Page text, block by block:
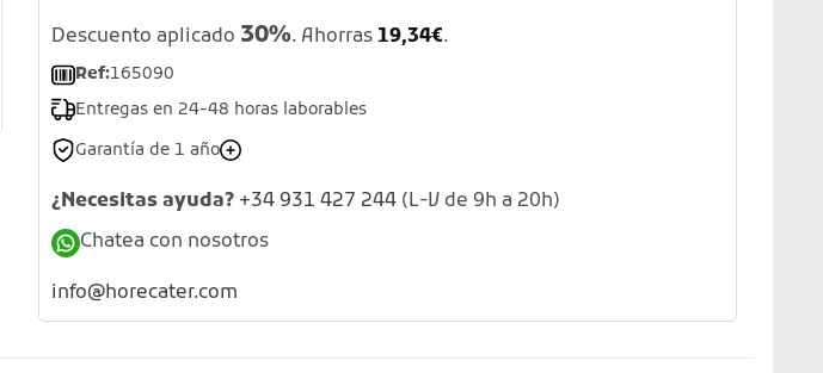
Descuento aplicado 30%. Ahorras 19,34€.
Ref:165090
Entregas en 24-48 horas laborables
Garantía de 1 año
¿Necesitas ayuda? +34 931 427 244 (L-V de 9h a 20h)
Chatea con nosotros
info@horecater.com